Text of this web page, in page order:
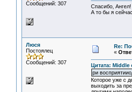
Сообщений: 307
Спасибо, Ангел!
А то бы я
Люся
Постоялец
Сообщений: 307
Re:
«
Цитата: Middle
ри
Которое уже с
выходить за